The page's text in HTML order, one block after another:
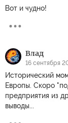
Вот и чудно!
Влад
16 сентября
Исторический
Европы. Скоро
предприятия из
выводы...